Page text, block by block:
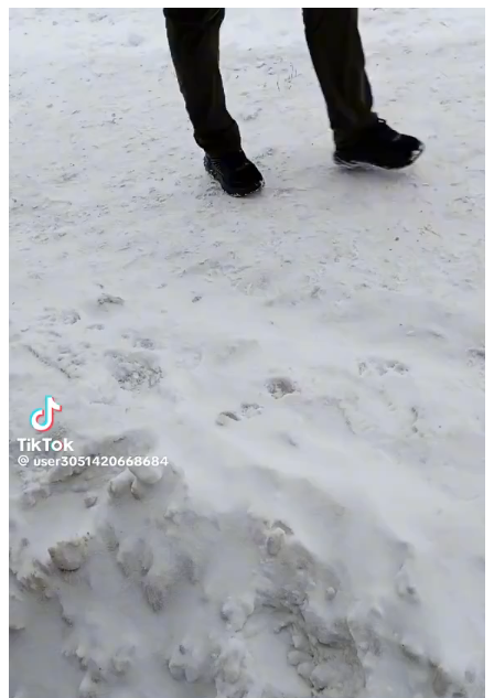
Відеопрогравач